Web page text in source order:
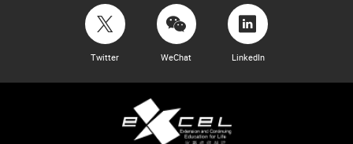
Twitter WeChat LinkedIn